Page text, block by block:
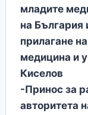
младите
на България
прилагане
медицина и
Киселов
-Принос за
авторитета